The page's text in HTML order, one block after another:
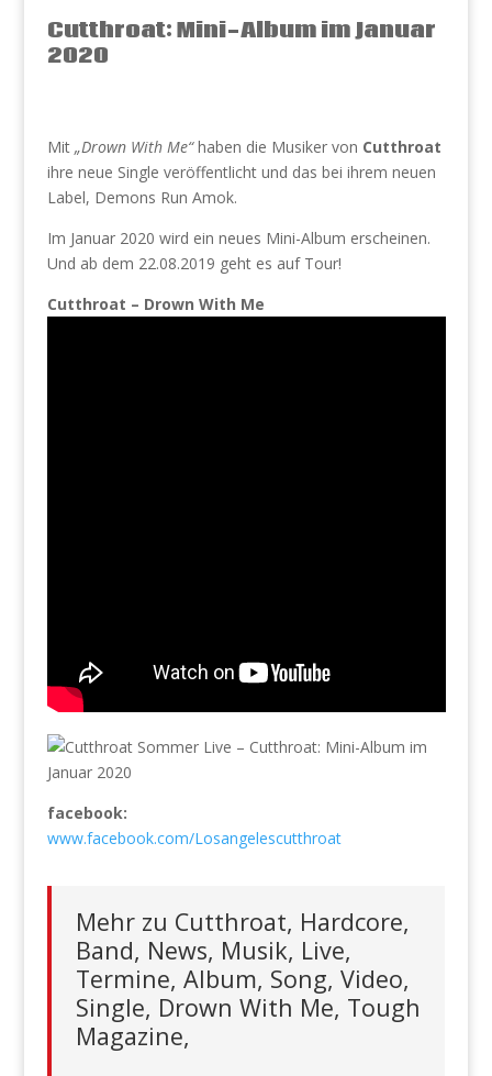
Cutthroat: Mini-Album im Januar
2020
Mit „Drown With Me“haben die Musiker von Cutthroat
ihre neue Single veröffentlicht und das bei ihrem neuen
Label, Demons Run Amok.
Im Januar 2020 wird ein neues Mini-Album erscheinen.
Und ab dem 22.08.2019 geht es auf Tour!
Cutthroat – Drown With Me
facebook:
www.facebook.com/Losangelescutthroat
Mehr zu Cutthroat, Hardcore,
Band, News, Musik, Live,
Termine, Album, Song, Video,
Single, Drown With Me, Tough
Magazine,